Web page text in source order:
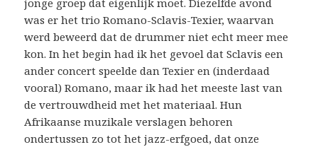
jonge groep dat eigenlijk moet. Diezelfde avond
was er het trio Romano-Sclavis-Texier, waarvan
werd beweerd dat de drummer niet echt meer mee
kon. In het begin had ik het gevoel dat Sclavis een
ander concert speelde dan Texier en (inderdaad
vooral) Romano, maar ik had het meeste last van
de vertrouwdheid met het materiaal. Hun
Afrikaanse muzikale verslagen behoren
ondertussen zo tot het jazz-erfgoed, dat onze